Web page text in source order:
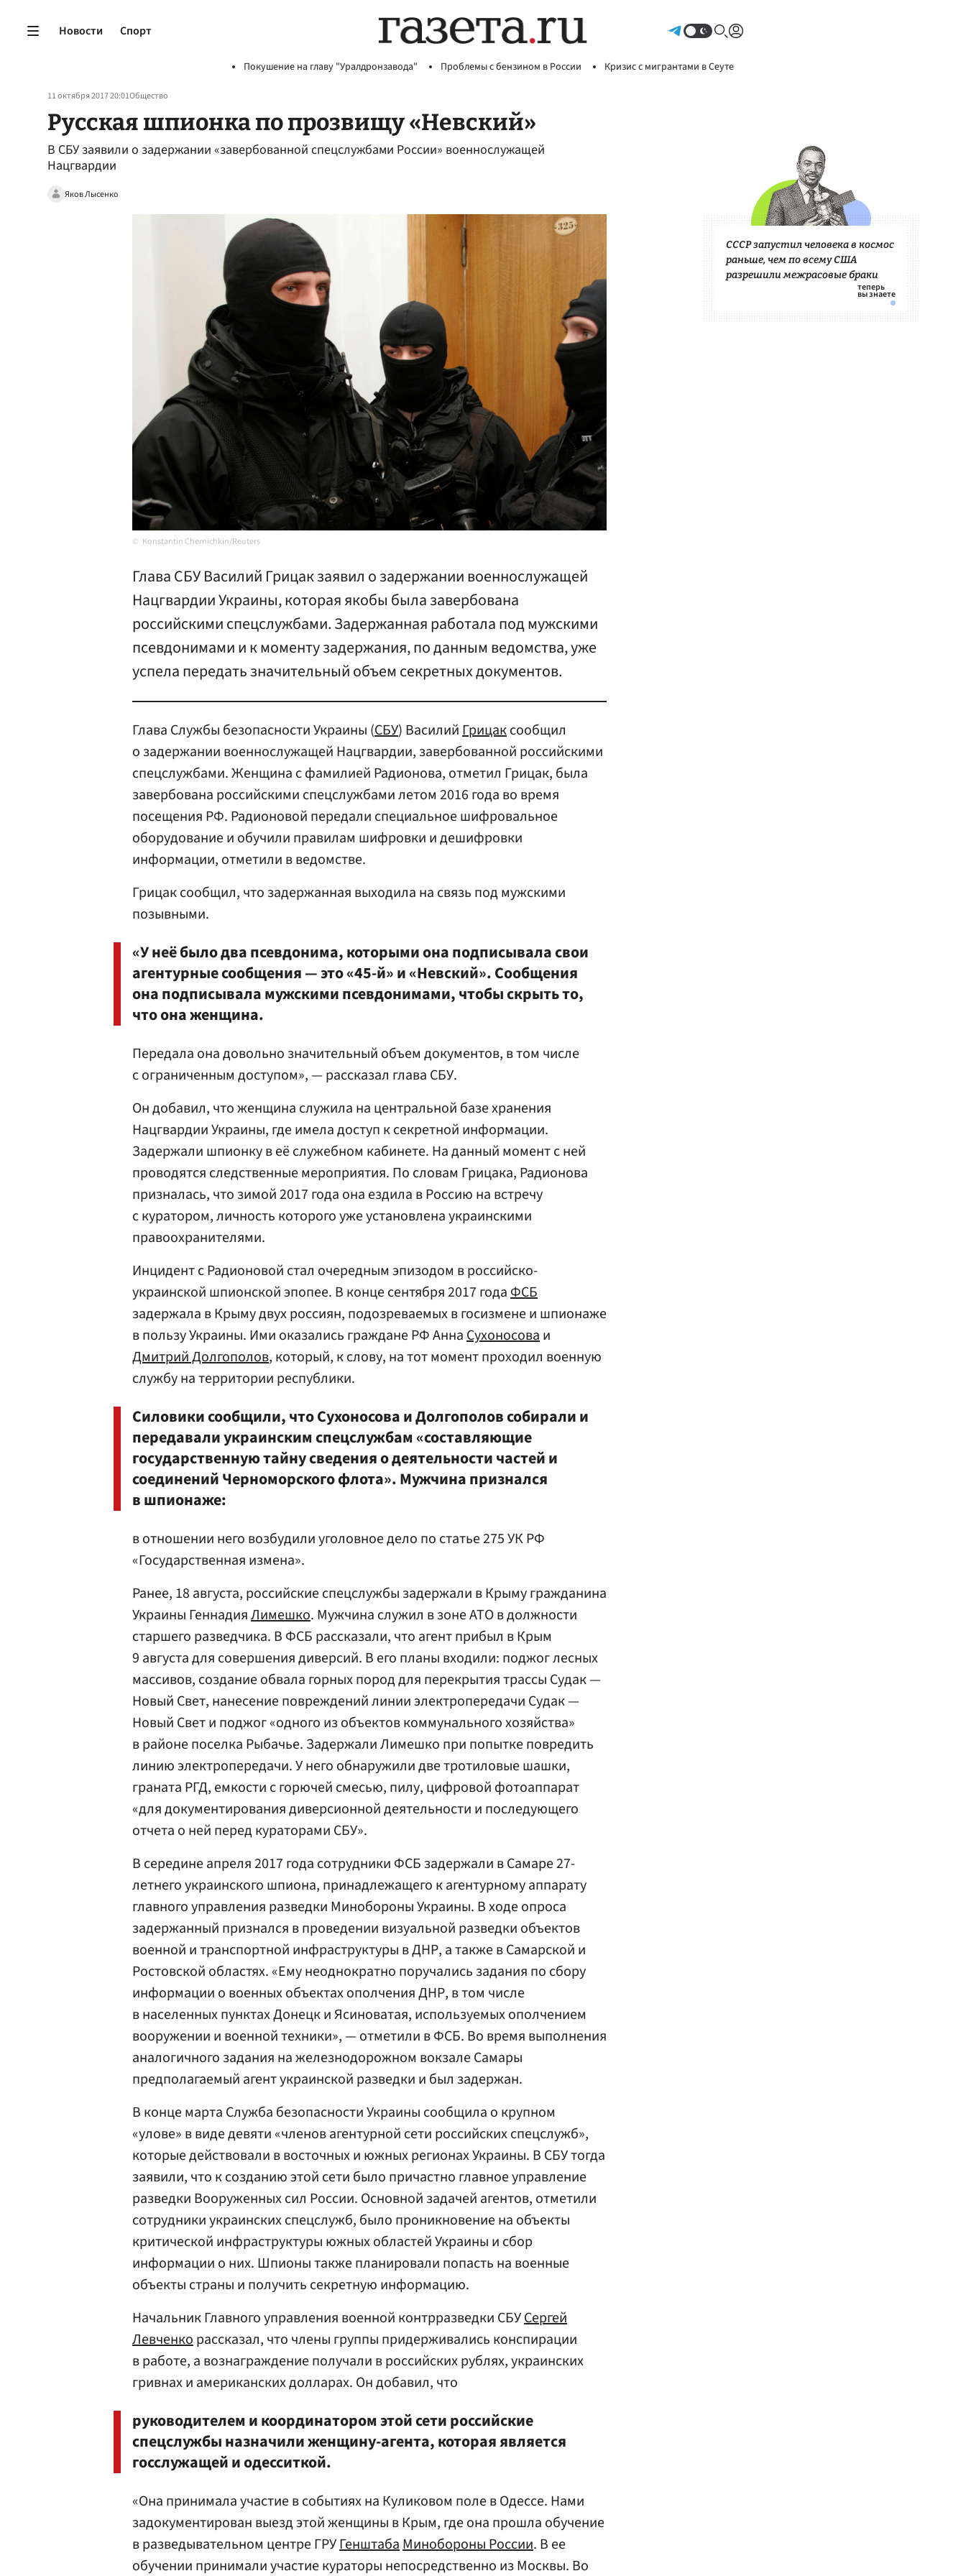
Новости Спорт
Покушение на главу "Уралдронзавода" Проблемы с бензином в России Кризис с мигрантами в Сеуте
11 октября 2017 20:01Общество
Русская шпионка по прозвищу «Невский»
В СБУ заявили о задержании «завербованной спецслужбами России» военнослужащей
Нацгвардии
Яков Лысенко
Konstantin Chernichkin/Reuters
Глава СБУ Василий Грицак заявил о задержании военнослужащей
Нацгвардии Украины, которая якобы была завербована
российскими спецслужбами. Задержанная работала под мужскими
псевдонимами и к моменту задержания, по данным ведомства, уже
успела передать значительный объем секретных документов.
Глава Службы безопасности Украины (СБУ) ВасилийГрицаксообщил
о задержании военнослужащей Нацгвардии, завербованной российскими
спецслужбами. Женщина с фамилией Радионова, отметил Грицак, была
завербована российскими спецслужбами летом 2016 года во время
посещения РФ. Радионовой передали специальное шифровальное
оборудование и обучили правилам шифровки и дешифровки
информации, отметили в ведомстве.
Грицак сообщил, что задержанная выходила на связь под мужскими
позывными.
«У неё было два псевдонима, которыми она подписывала свои
агентурные сообщения — это «45-й» и «Невский». Сообщения
она подписывала мужскими псевдонимами, чтобы скрыть то,
что она женщина.
Передала она довольно значительный объем документов, в том числе
с ограниченным доступом», — рассказал глава СБУ.
Он добавил, что женщина служила на центральной базе хранения
Нацгвардии Украины, где имела доступ к секретной информации.
Задержали шпионку в её служебном кабинете. На данный момент с ней
проводятся следственные мероприятия. По словам Грицака, Радионова
призналась, что зимой 2017 года она ездила в Россию на встречу
с куратором, личность которого уже установлена украинскими
правоохранителями.
Инцидент с Радионовой стал очередным эпизодом в российско-
украинской шпионской эпопее. В конце сентября 2017 годаФСБ
задержала в Крыму двух россиян, подозреваемых в госизмене и шпионаже
в пользу Украины. Ими оказались граждане РФ АннаСухоносоваи
Дмитрий Долгополов, который, к слову, на тот момент проходил военную
службу на территории республики.
Силовики сообщили, что Сухоносова и Долгополов собирали и
передавали украинским спецслужбам «составляющие
государственную тайну сведения о деятельности частей и
соединений Черноморского флота». Мужчина признался
в шпионаже:
в отношении него возбудили уголовное дело по статье 275 УК РФ
«Государственная измена».
Ранее, 18 августа, российские спецслужбы задержали в Крыму гражданина
Украины ГеннадияЛимешко. Мужчина служил в зоне АТО в должности
старшего разведчика. В ФСБ рассказали, что агент прибыл в Крым
9 августа для совершения диверсий. В его планы входили: поджог лесных
массивов, создание обвала горных пород для перекрытия трассы Судак —
Новый Свет, нанесение повреждений линии электропередачи Судак —
Новый Свет и поджог «одного из объектов коммунального хозяйства»
в районе поселка Рыбачье. Задержали Лимешко при попытке повредить
линию электропередачи. У него обнаружили две тротиловые шашки,
граната РГД, емкости с горючей смесью, пилу, цифровой фотоаппарат
«для документирования диверсионной деятельности и последующего
отчета о ней перед кураторами СБУ».
В середине апреля 2017 года сотрудники ФСБ задержали в Самаре 27-
летнего украинского шпиона, принадлежащего к агентурному аппарату
главного управления разведки Минобороны Украины. В ходе опроса
задержанный признался в проведении визуальной разведки объектов
военной и транспортной инфраструктуры в ДНР, а также в Самарской и
Ростовской областях. «Ему неоднократно поручались задания по сбору
информации о военных объектах ополчения ДНР, в том числе
в населенных пунктах Донецк и Ясиноватая, используемых ополчением
вооружении и военной техники», — отметили в ФСБ. Во время выполнения
аналогичного задания на железнодорожном вокзале Самары
предполагаемый агент украинской разведки и был задержан.
В конце марта Служба безопасности Украины сообщила о крупном
«улове» в виде девяти «членов агентурной сети российских спецслужб»,
которые действовали в восточных и южных регионах Украины. В СБУ тогда
заявили, что к созданию этой сети было причастно главное управление
разведки Вооруженных сил России. Основной задачей агентов, отметили
сотрудники украинских спецслужб, было проникновение на объекты
критической инфраструктуры южных областей Украины и сбор
информации о них. Шпионы также планировали попасть на военные
объекты страны и получить секретную информацию.
Начальник Главного управления военной контрразведки СБУСергей
Левченкорассказал, что члены группы придерживались конспирации
в работе, а вознаграждение получали в российских рублях, украинских
гривнах и американских долларах. Он добавил, что
руководителем и координатором этой сети российские
спецслужбы назначили женщину-агента, которая является
госслужащей и одесситкой.
«Она принимала участие в событиях на Куликовом поле в Одессе. Нами
задокументирован выезд этой женщины в Крым, где она прошла обучение
в разведывательном центре ГРУГенштабаМинобороны России. В ее
обучении принимали участие кураторы непосредственно из Москвы. Во
СССР запустил человека в космос
раньше, чем по всему США
разрешили межрасовые браки